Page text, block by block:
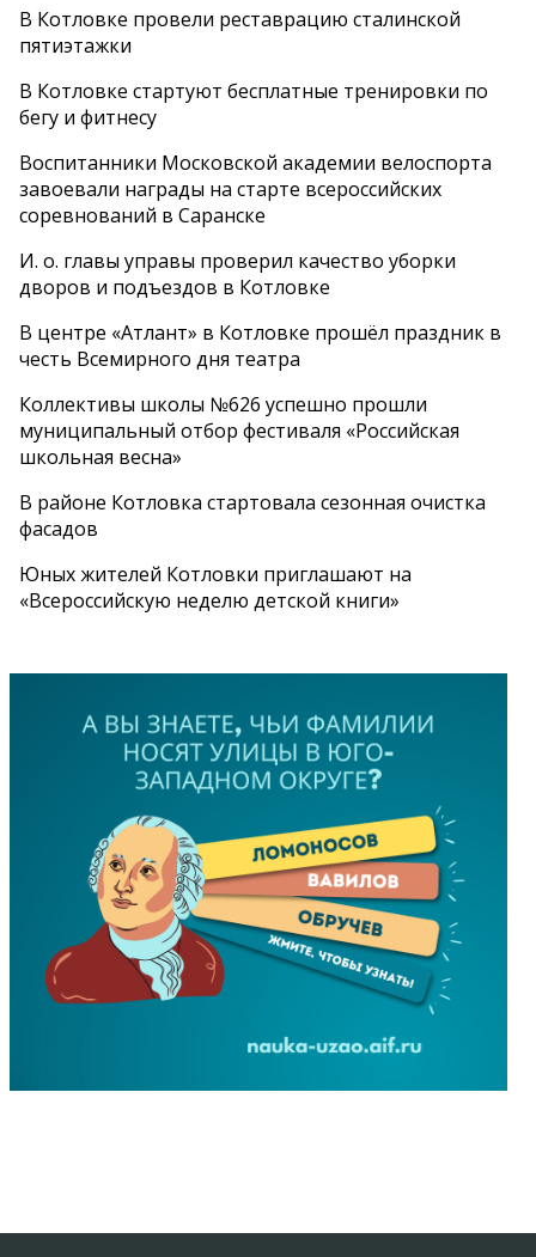
В Котловке провели реставрацию сталинской
пятиэтажки
В Котловке стартуют бесплатные тренировки по
бегу и фитнесу
Воспитанники Московской академии велоспорта
завоевали награды на старте всероссийских
соревнований в Саранске
И. о. главы управы проверил качество уборки
дворов и подъездов в Котловке
В центре «Атлант» в Котловке прошёл праздник в
честь Всемирного дня театра
Коллективы школы №626 успешно прошли
муниципальный отбор фестиваля «Российская
школьная весна»
В районе Котловка стартовала сезонная очистка
фасадов
Юных жителей Котловки приглашают на
«Всероссийскую неделю детской книги»